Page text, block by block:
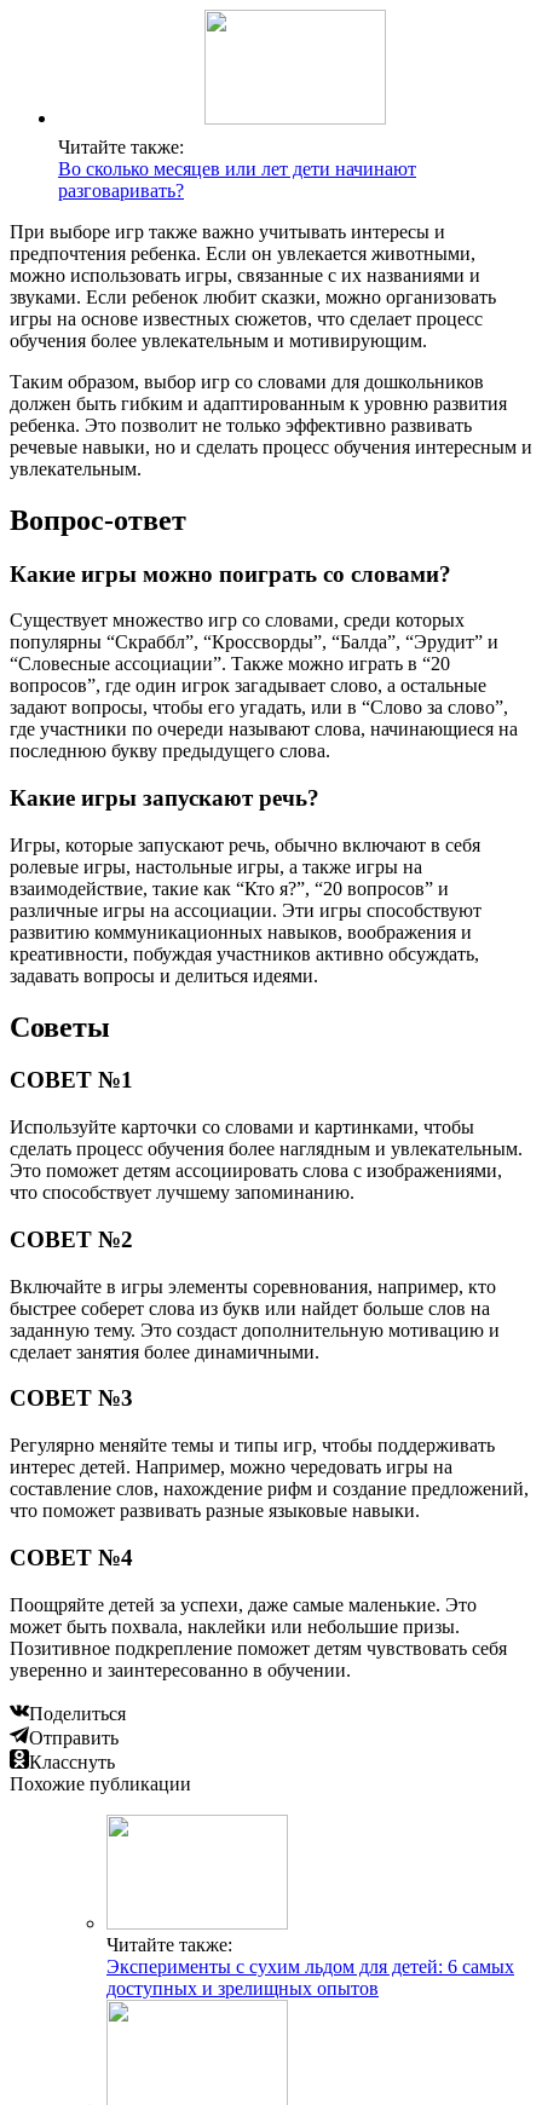
Читайте также:
Во сколько месяцев или лет дети начинают
разговаривать?
При выборе игр также важно учитывать интересы и
предпочтения ребенка. Если он увлекается животными,
можно использовать игры, связанные с их названиями и
звуками. Если ребенок любит сказки, можно организовать
игры на основе известных сюжетов, что сделает процесс
обучения более увлекательным и мотивирующим.
Таким образом, выбор игр со словами для дошкольников
должен быть гибким и адаптированным к уровню развития
ребенка. Это позволит не только эффективно развивать
речевые навыки, но и сделать процесс обучения интересным и
увлекательным.
Вопрос-ответ
Какие игры можно поиграть со словами?
Существует множество игр со словами, среди которых
популярны “Скраббл”, “Кроссворды”, “Балда”, “Эрудит” и
“Словесные ассоциации”. Также можно играть в “20
вопросов”, где один игрок загадывает слово, а остальные
задают вопросы, чтобы его угадать, или в “Слово за слово”,
где участники по очереди называют слова, начинающиеся на
последнюю букву предыдущего слова.
Какие игры запускают речь?
Игры, которые запускают речь, обычно включают в себя
ролевые игры, настольные игры, а также игры на
взаимодействие, такие как “Кто я?”, “20 вопросов” и
различные игры на ассоциации. Эти игры способствуют
развитию коммуникационных навыков, воображения и
креативности, побуждая участников активно обсуждать,
задавать вопросы и делиться идеями.
Советы
СОВЕТ №1
Используйте карточки со словами и картинками, чтобы
сделать процесс обучения более наглядным и увлекательным.
Это поможет детям ассоциировать слова с изображениями,
что способствует лучшему запоминанию.
СОВЕТ №2
Включайте в игры элементы соревнования, например, кто
быстрее соберет слова из букв или найдет больше слов на
заданную тему. Это создаст дополнительную мотивацию и
сделает занятия более динамичными.
СОВЕТ №3
Регулярно меняйте темы и типы игр, чтобы поддерживать
интерес детей. Например, можно чередовать игры на
составление слов, нахождение рифм и создание предложений,
что поможет развивать разные языковые навыки.
СОВЕТ №4
Поощряйте детей за успехи, даже самые маленькие. Это
может быть похвала, наклейки или небольшие призы.
Позитивное подкрепление поможет детям чувствовать себя
уверенно и заинтересованно в обучении.
Поделиться
Отправить
Класснуть
Похожие публикации
Читайте также:
Эксперименты с сухим льдом для детей: 6 самых
доступных и зрелищных опытов